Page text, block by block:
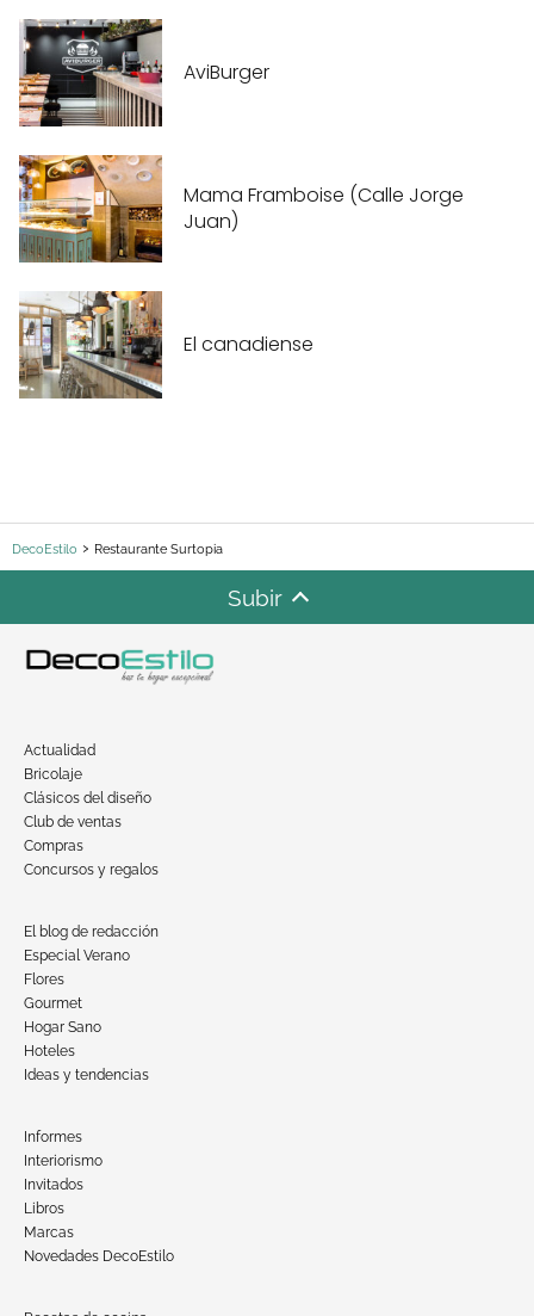
AviBurger
Mama Framboise (Calle Jorge
Juan)
El canadiense
DecoEstilo Restaurante Surtopia
Subir
Actualidad
Bricolaje
Clásicos del diseño
Club de ventas
Compras
Concursos y regalos
El blog de redacción
Especial Verano
Flores
Gourmet
Hogar Sano
Hoteles
Ideas y tendencias
Informes
Interiorismo
Invitados
Libros
Marcas
Novedades DecoEstilo